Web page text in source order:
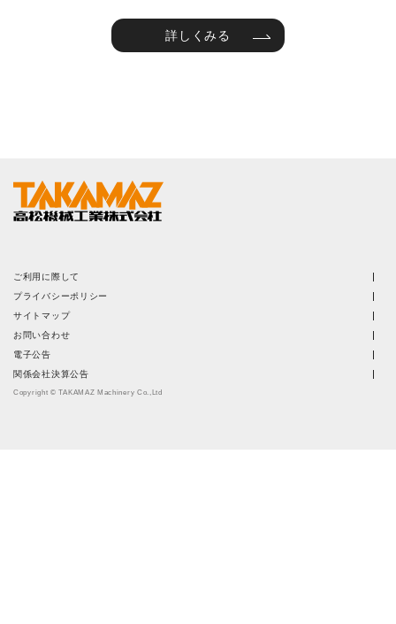
詳しくみる
ご利用に際して
プライバシーポリシー
サイトマップ
お問い合わせ
電子公告
関係会社決算公告
Copyright © TAKAMAZ Machinery Co.,Ltd